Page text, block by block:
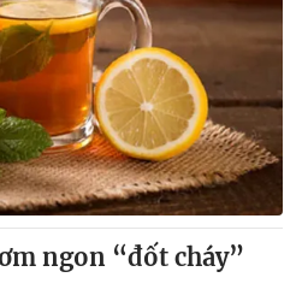
ngon “đốt cháy”